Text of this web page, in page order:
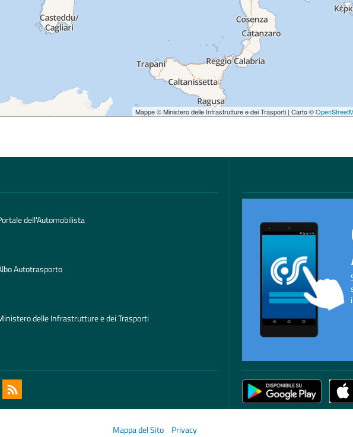
Mappe © Ministero delle Infrastrutture e dei Trasporti | Carto ©
dell'Automobilista
Autotrasporto
delle Infrastrutture e dei Trasporti
Mappa del Sito Privacy